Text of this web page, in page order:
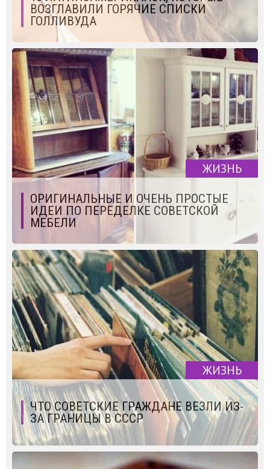
ВОЗГЛАВИЛИ ГОРЯЧИЕ СПИСКИ
ГОЛЛИВУДА
ЖИЗНЬ
ОРИГИНАЛЬНЫЕ И ОЧЕНЬ ПРОСТЫЕ
ИДЕИ ПО ПЕРЕДЕЛКЕ СОВЕТСКОЙ
МЕБЕЛИ
ЖИЗНЬ
ЧТО СОВЕТСКИЕ ГРАЖДАНЕ ВЕЗЛИ ИЗ-
ЗА ГРАНИЦЫ В СССР